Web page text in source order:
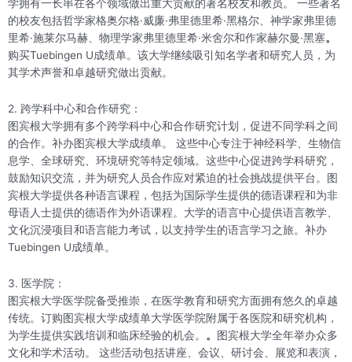
学拥有一长串在各个领域做出重大贡献的著名校友和教员。 一些著名
的校友包括哲学家格奥尔格·威廉·弗里德里希·黑格尔、神学家弗里德
里希·施莱尔马赫、物理学家弗里德里希·米舍尔和作家赫尔曼·黑塞。
购买Tuebingen U成绩单。该大学继续吸引知名学者和研究人员，为
其学术声誉和卓越研究做出贡献。
2. 跨学科中心和合作研究：
图宾根大学拥有多个跨学科中心和合作研究计划，促进不同学科之间
的合作。补办图宾根大学成绩单。 这些中心专注于神经科学、生物信
息学、全球研究、环境研究等特定领域。这些中心促进跨学科研究，
鼓励知识交流，并为研究人员合作应对紧迫的社会挑战提供平台。图
宾根大学提供各种语言课程，包括为国际学生提供的德语课程和为非
母语人士提供的德语作为外语课程。大学的语言中心提供语言教学、
文化沉浸项目和语言能力考试，以支持学生的语言学习之旅。补办
Tuebingen U成绩单。
3. 医学院：
图宾根大学医学院备受推崇，在医学教育和研究方面拥有悠久的卓越
传统。订购图宾根大学成绩单大学医学院附属于各医院和研究机构，
为学生提供实践培训和临床经验的机会。 。
图宾根大学全年举办众多
文化和学术活动。 这些活动包括讲座、会议、研讨会、展览和表演，